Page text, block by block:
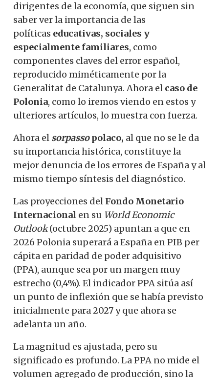
dirigentes de la economía, que siguen sin
saber ver la importancia de las
políticas educativas, sociales y
especialmente familiares, como
componentes claves del error español,
reproducido miméticamente por la
Generalitat de Catalunya. Ahora el caso de
Polonia, como lo iremos viendo en estos y
ulteriores artículos, lo muestra con fuerza.
Ahora el sorpasso polaco, al que no se le da
su importancia histórica, constituye la
mejor denuncia de los errores de España y al
mismo tiempo síntesis del diagnóstico.
Las proyecciones del Fondo Monetario
Internacional en su World Economic
Outlook (octubre 2025) apuntan a que en
2026 Polonia superará a España en PIB per
cápita en paridad de poder adquisitivo
(PPA), aunque sea por un margen muy
estrecho (0,4%). El indicador PPA sitúa así
un punto de inflexión que se había previsto
inicialmente para 2027 y que ahora se
adelanta un año.
La magnitud es ajustada, pero su
significado es profundo. La PPA no mide el
volumen agregado de producción, sino la